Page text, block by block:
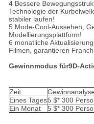
4 Bessere
Technologie der
stabiler laufen!
5 Mode-Cool-Aussehen,
Modellierungsplattform!
6 monatliche
Filmen, garantieren
Gewinnmodus für9D-
Zeit Gewinnanalyse
Eines Tages5 $* 300
Ein Monat
5 $* 300